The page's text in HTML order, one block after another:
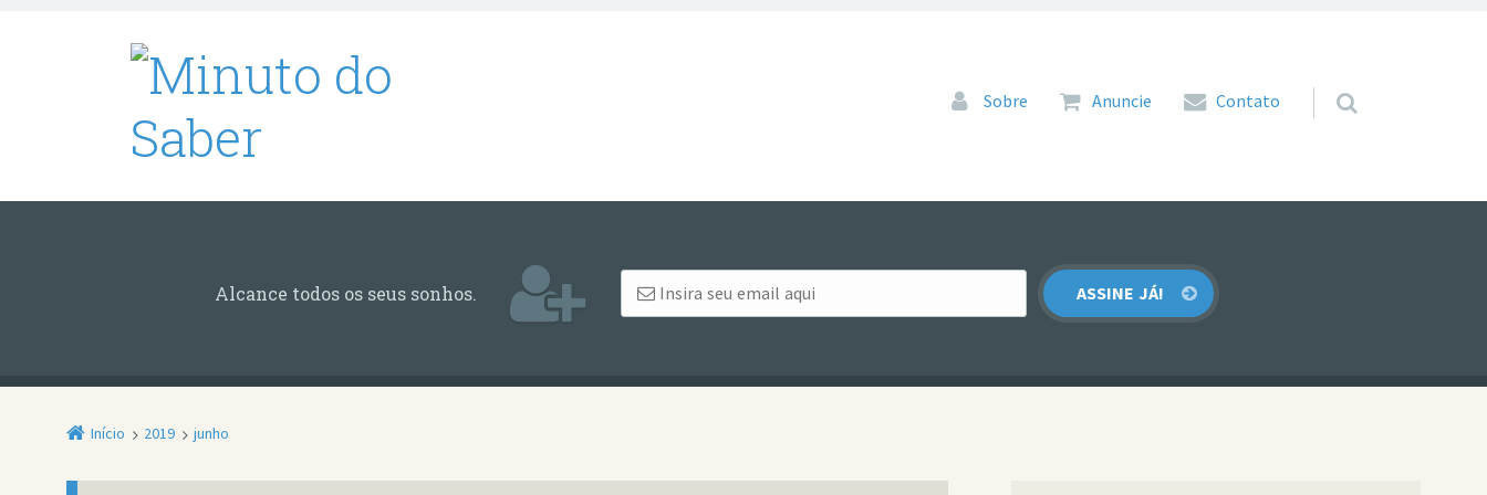
Pular para o conteúdo
Sobre Anuncie Contato
Alcance todos os seus sonhos.
Início 2019 junho